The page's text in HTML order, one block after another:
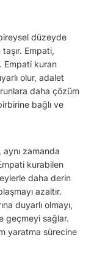
düzeyde
Empati,
Empati kuran
olur, adalet
daha çözüm
bağlı ve
zamanda
kurabilen
daha derin
azaltır.
duyarlı olmayı,
geçmeyi sağlar.
yaratma sürecine